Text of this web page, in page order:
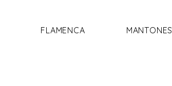
FLAMENCA MANTONES